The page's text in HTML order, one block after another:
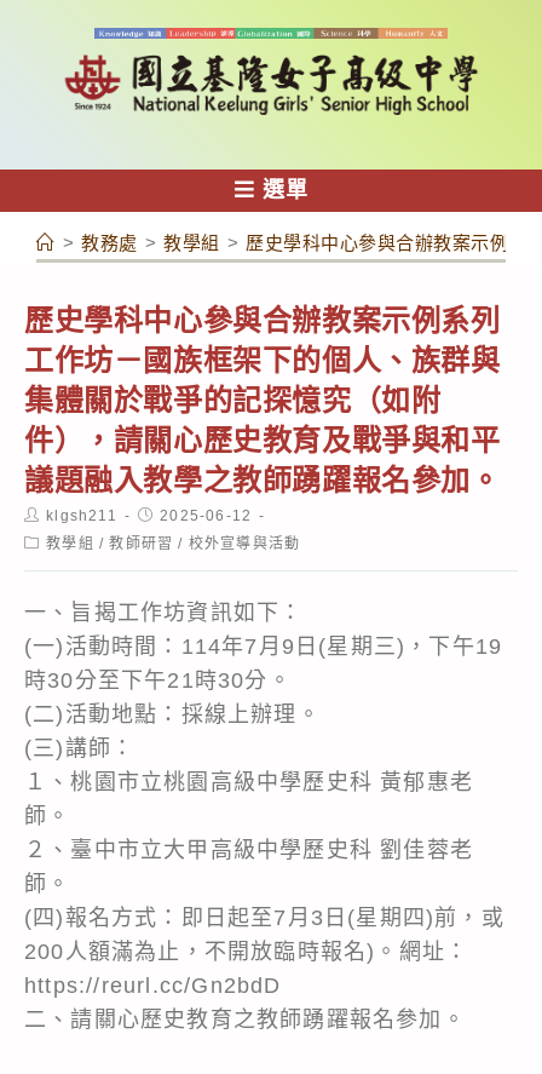
容
選單
> 教務處 > 教學組 > 歷史學科中心參與合辦教案示例系
歷史學科中心參與合辦教案示例系列
工作坊－國族框架下的個人、族群與
集體關於戰爭的記探憶究（如附
件），請關心歷史教育及戰爭與和平
議題融入教學之教師踴躍報名參加。
Post
author:
klgsh211
Post
published:
2025-06-12
Post教學組 / 教師研習 / 校外宣導與活動
一、旨揭工作坊資訊如下：
(一)活動時間：114年7月9日(星期三)，下午19
時30分至下午21時30分。
(二)活動地點：採線上辦理。
(三)講師：
１、桃園市立桃園高級中學歷史科 黃郁惠老
師。
２、臺中市立大甲高級中學歷史科 劉佳蓉老
師。
(四)報名方式：即日起至7月3日(星期四)前，或
200人額滿為止，不開放臨時報名)。網址：
https://reurl.cc/Gn2bdD
二、請關心歷史教育之教師踴躍報名參加。